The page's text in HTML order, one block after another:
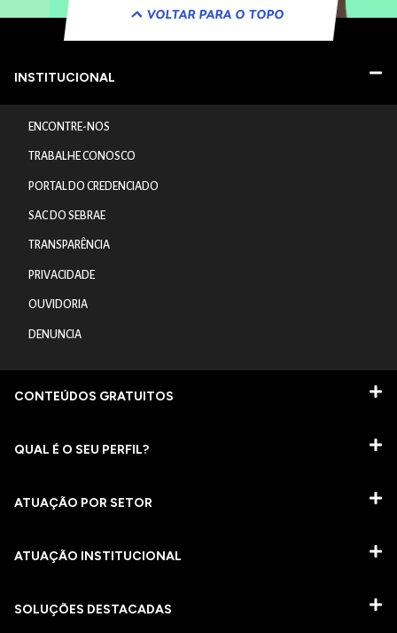
VOLTAR PARA O TOPO
INSTITUCIONAL
ENCONTRE-NOS
TRABALHE CONOSCO
PORTAL DO CREDENCIADO
SAC DO SEBRAE
TRANSPARÊNCIA
PRIVACIDADE
OUVIDORIA
DENUNCIA
CONTEÚDOS GRATUITOS
QUAL É O SEU PERFIL?
ATUAÇÃO POR SETOR
ATUAÇÃO INSTITUCIONAL
SOLUÇÕES DESTACADAS